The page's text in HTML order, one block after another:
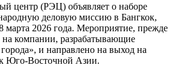
центр (РЭЦ) объявляет о наборе
деловую миссию в Бангкок,
марта 2026 года. Мероприятие, прежде
на компании, разрабатывающие
и направлено на выход на
Юго-Восточной Азии.